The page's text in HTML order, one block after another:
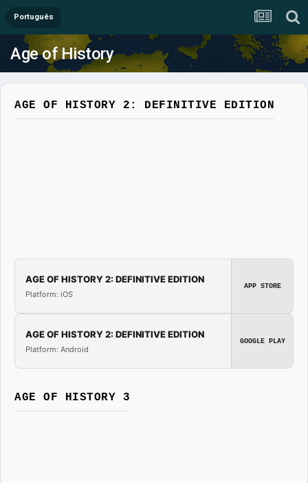
Português
Age of History
AGE OF HISTORY 2: DEFINITIVE EDITION
AGE OF HISTORY 2: DEFINITIVE EDITION
Platform: iOS
APP STORE
AGE OF HISTORY 2: DEFINITIVE EDITION
Platform: Android
GOOGLE PLAY
AGE OF HISTORY 3